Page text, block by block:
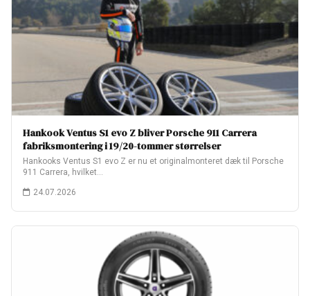
Hankook Ventus S1 evo Z bliver Porsche 911 Carrera
fabriksmontering i 19/20-tommer størrelser
Hankooks Ventus S1 evo Z er nu et originalmonteret dæk til Porsche
911 Carrera, hvilket…
24.07.2026